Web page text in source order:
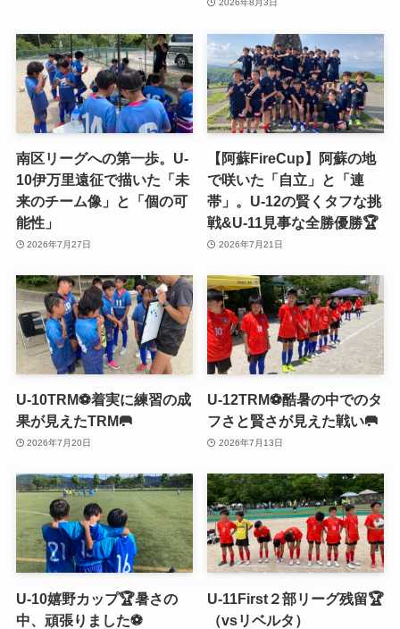
2026年8月3日
南区リーグへの第一歩。U-
10伊万里遠征で描いた「未
来のチーム像」と「個の可
能性」
2026年7月27日
【阿蘇FireCup】阿蘇の地
で咲いた「自立」と「連
帯」。U-12の賢くタフな挑
戦&U-11見事な全勝優勝🏆
2026年7月21日
U-10TRM⚽️着実に練習の成
果が見えたTRM🥅
2026年7月20日
U-12TRM⚽️酷暑の中でのタ
フさと賢さが見えた戦い🥅
2026年7月13日
U-10嬉野カップ🏆暑さの
中、頑張りました⚽️
U-11First２部リーグ残留🏆
（vsリベルタ）